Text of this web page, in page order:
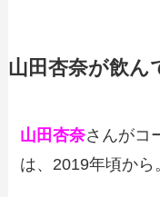
山田杏奈が飲ん
山田杏奈さんがコ
は、2019年頃から